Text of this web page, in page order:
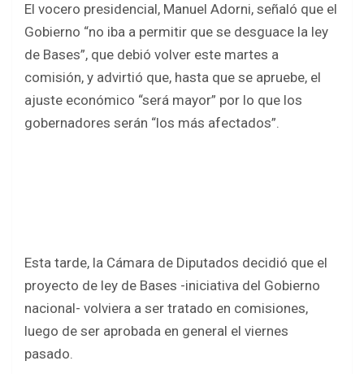
ce
b
o
o
k
tt
er
at
s
A
p
p
ar
e
El vocero presidencial, Manuel Adorni, señaló que el
Gobierno “no iba a permitir que se desguace la ley
de Bases”, que debió volver este martes a
comisión, y advirtió que, hasta que se apruebe, el
ajuste económico “será mayor” por lo que los
gobernadores serán “los más afectados”.
Esta tarde, la Cámara de Diputados decidió que el
proyecto de ley de Bases -iniciativa del Gobierno
nacional- volviera a ser tratado en comisiones,
luego de ser aprobada en general el viernes
pasado.